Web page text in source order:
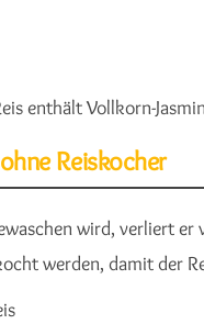
enthält Vollkorn-
Reiskocher
wird, verliert
werden, damit der